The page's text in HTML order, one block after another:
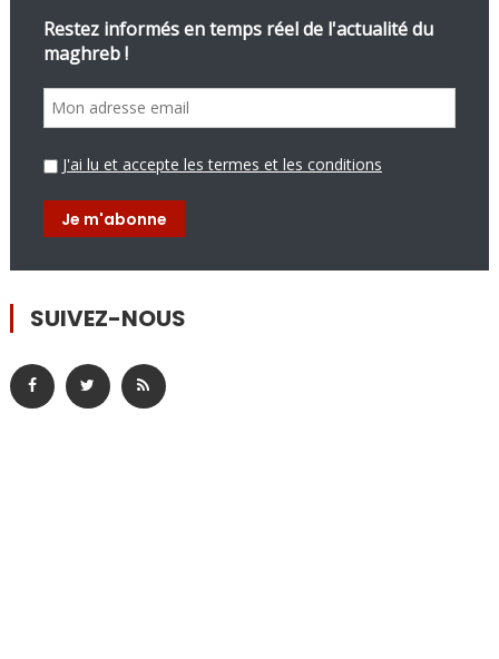
Restez informés en temps réel de l'actualité du
maghreb !
J'ai lu et accepte les termes et les conditions
SUIVEZ-NOUS